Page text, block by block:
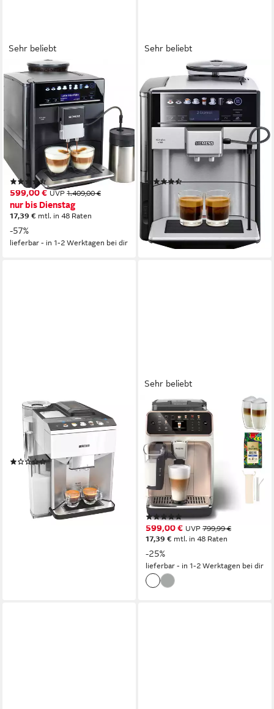
Sehr beliebt
SIEMENS
Kaffeevollautomat EQ6 plus
s400 TE654509DE,
Doppeltassenfunktion,
Keramikmahlwerk
300 g
Bohnenkapazität
Pumpendruck
Touch-Bedienung Bedienung
(3965)
599,00 € UVP 1.409,00 €
nur bis Dienstag
17,39 € mtl. in 48 Raten
-57%
lieferbar - in 1-2 Werktagen bei dir
Sehr beliebt
Kaffeevollautomat EQ6 plus
s700 TE657503DE,
Doppeltassenfunktion,
Keramikmahlwerk
300 g Bohnenkapazität
Pumpendruck
Touch-Bedienung Bedienung
(2091)
699,00 € UVP1.569,00 €
mtl. in 48 Raten
-55%
lieferbar - in 1-2 Werktagen bei dir
SIEMENS
Kaffeevollautomat Siemens
TQ507D02 EQ.500 integral
Kaffeevollautomat
(1)
2.149,00 €
mtl. in 48 Raten
lieferbar - in 6-7 Werktagen bei dir
Sehr beliebt
PHILIPS
Kaffeevollautomat
EP5543/80 5500 Series, 20
Kaffeespezialitäten (heiß oder
eisgekühlt)
275 g Bohnenkapazität
15 bar
Pumpendruck
Touch-Bedienung Bedienung
(306)
599,00 € UVP 799,99 €
17,39 € mtl. in 48 Raten
-25%
lieferbar - in 1-2 Werktagen bei dir